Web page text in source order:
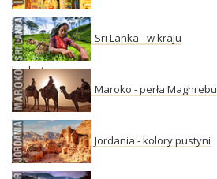
Sri Lanka - w kraju
herbaty
Maroko - perła Maghrebu
Jordania - kolory pustyni